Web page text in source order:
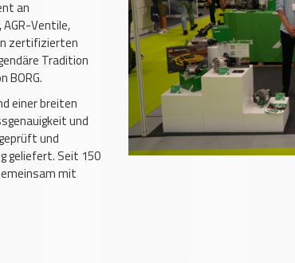
an
Ventile,
zertifizierten
Tradition
BORG.
einer breiten
und
und
geliefert. Seit 150
mit